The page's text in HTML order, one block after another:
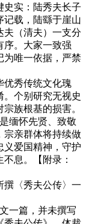
史实：陆秀夫长子
记载，陆繇于崖山
夫（清夫）一支分
序。大家一致强
为唯一依据，严禁
优秀传统文化瑰
。个别研究无视史
族根基的损害。
缅怀先贤、致敬
宗亲群体将持续做
义爱国精神，守护
息。【附录：
撰〈秀夫公传〉一
一篇，并未撰写